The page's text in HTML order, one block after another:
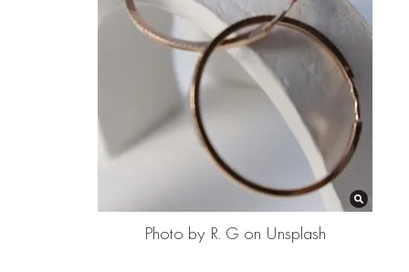
Photo by R. G on Unsplash